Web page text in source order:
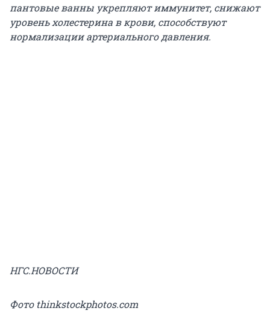
пантовые ванны укрепляют иммунитет, снижают
уровень холестерина в крови, способствуют
нормализации артериального давления.
НГС.НОВОСТИ
Фото thinkstockphotos.com